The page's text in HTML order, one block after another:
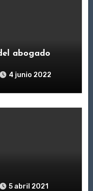
abogado
4 junio 2022
5 abril 2021